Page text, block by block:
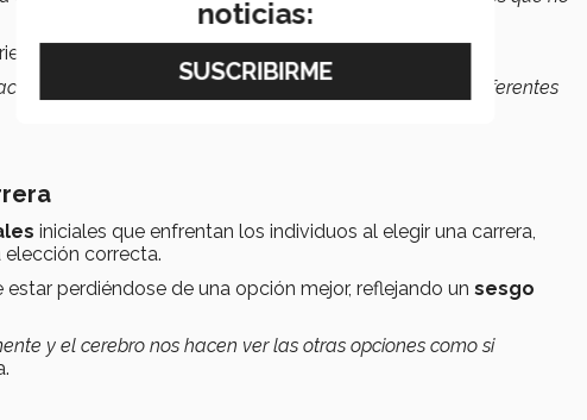
única para cada individuo.
lo largo de tu vida y se va matizando de diferentes
iniciales que enfrentan los individuos al elegir una carrera,
elección correcta.
perdiéndose de una opción mejor, reflejando un sesgo
y el cerebro nos hacen ver las otras opciones como si
noticias: